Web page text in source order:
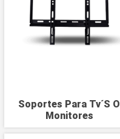
Soportes Para Tv´S O
Monitores